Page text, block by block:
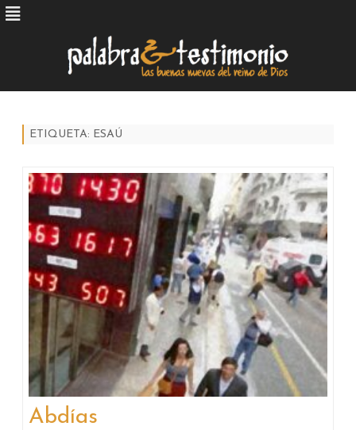
ETIQUETA: ESAÚ
Abdías